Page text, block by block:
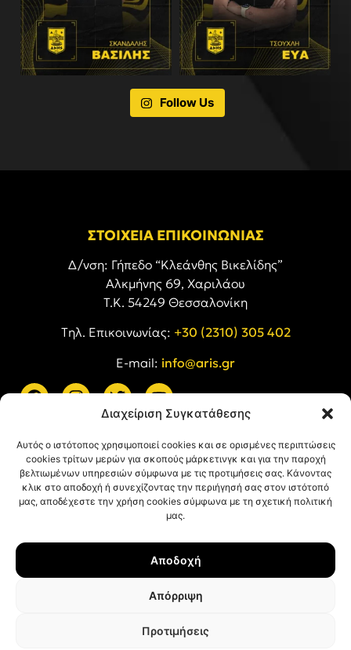
Διαχείριση Συγκατάθεσης
Αυτός ο ιστότοπος χρησιμοποιεί cookies και σε ορισμένες περιπτώσεις
cookies τρίτων μερών για σκοπούς μάρκετινγκ και για την παροχή
βελτιωμένων υπηρεσιών σύμφωνα με τις προτιμήσεις σας. Κάνοντας
κλικ στο αποδοχή ή συνεχίζοντας την περιήγησή σας στον ιστότοπό
μας, αποδέχεστε την χρήση cookies σύμφωνα με τη σχετική πολιτική
μας.
Αποδοχή
Απόρριψη
Προτιμήσεις
Follow Us
ΣΤΟΙΧΕΙΑ ΕΠΙΚΟΙΝΩΝΙΑΣ
Δ/νση: Γήπεδο “Κλεάνθης Βικελίδης”
Αλκμήνης 69, Χαριλάου
Τ.Κ. 54249 Θεσσαλονίκη
Tηλ. Επικοινωνίας: +30 (2310) 305 402
E-mail: info@aris.gr
Όροι Χρήσης
Πολιτική Cookies
© ΑΡΗΣ Α.Σ. All rights reserved.